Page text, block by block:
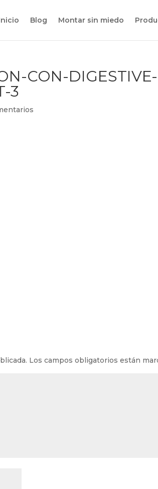
Blog Montar sin miedo
CON-DIGESTIVE-
3
Los campos obligatorios están